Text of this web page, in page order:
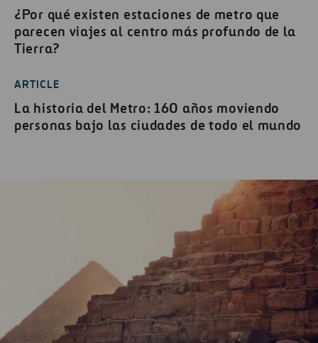
¿Por qué existen estaciones de metro que
parecen viajes al centro más profundo de la
Tierra?
ARTICLE
La historia del Metro: 160 años moviendo
personas bajo las ciudades de todo el mundo